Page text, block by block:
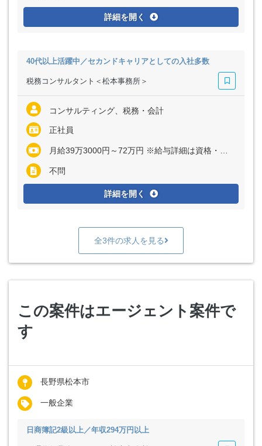
詳細を開く
40代以上活躍中／セカンドキャリアとしての入社多数
税務コンサルタント＜松本事務所＞
コンサルティング、税務・会計
正社員
月給39万3000円～72万円 ※給与詳細は資格・経験・前職等を考慮の上同社規定により決定いたします ※インセンティブ制度あり
不問
詳細を開く
全3件の求人を見る
この案件はエージェント案件で
す
長野県松本市
一般企業
日商簿記2級以上／年収294万円以上